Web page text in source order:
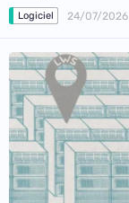
Logiciel 24/07/2026